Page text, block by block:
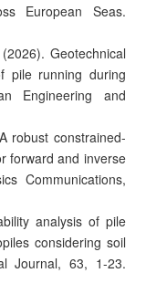
European Seas.
Geotechnical
pile running during
Engineering and
robust constrained-
forward and inverse
Communications,
analysis of pile
considering soil
Journal, 63, 1-23.